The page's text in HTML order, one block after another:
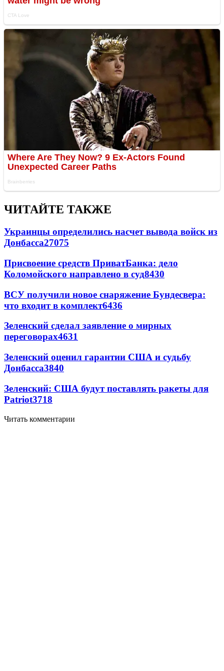
ЧИТАЙТЕ ТАКЖЕ
Украинцы определились насчет вывода войск из
Донбасса27075
Присвоение средств ПриватБанка: дело
Коломойского направлено в суд8430
ВСУ получили новое снаряжение Бундесвера:
что входит в комплект6436
Зеленский сделал заявление о мирных
переговорах4631
Зеленский оценил гарантии США и судьбу
Донбасса3840
Зеленский: США будут поставлять ракеты для
Patriot3718
Читать комментарии